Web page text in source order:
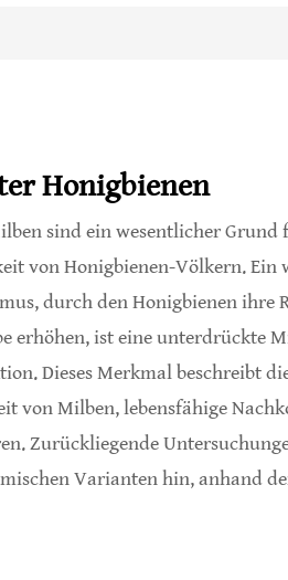
Honigbienen
sind ein wesentlicher Grund
von Honigbienen-Völkern. Ein
durch den Honigbienen ihre
erhöhen, ist eine unterdrückte
Dieses Merkmal beschreibt
von Milben, lebensfähige
Zurückliegende
Varianten hin, anhand